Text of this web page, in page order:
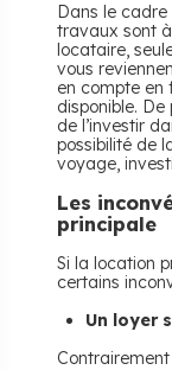
Dans le cadre
travaux sont
locataire,
vous
en compte en
disponible.
de l’investir
possibilité de
voyage,
Les
principale
Si la location
certains
Un loyer